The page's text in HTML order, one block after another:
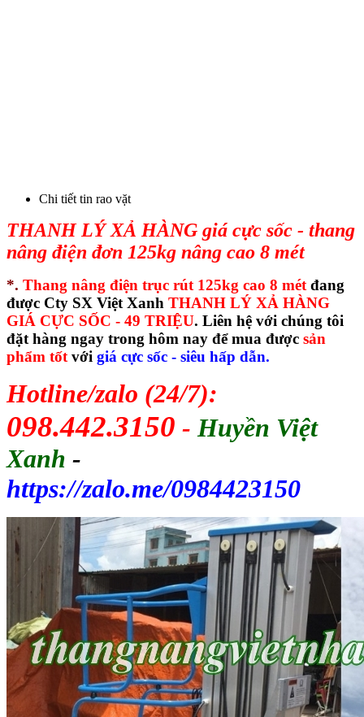
Chi tiết tin rao vặt
THANH LÝ XẢ HÀNG giá cực sốc - thang
nâng điện đơn 125kg nâng cao 8 mét
*. Thang nâng điện trục rút 125kg cao 8 mét đang
được Cty SX Việt Xanh THANH LÝ XẢ HÀNG
GIÁ CỰC SỐC - 49 TRIỆU. Liên hệ với chúng tôi
đặt hàng ngay trong hôm nay để mua được sản
phẩm tốt với giá cực sốc - siêu hấp dẫn.
Hotline/zalo (24/7):
098.442.3150 - Huyền Việt
Xanh -
https://zalo.me/0984423150